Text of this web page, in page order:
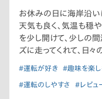
お休みの日に海岸沿い
天気も良く、気温も穏
を少し開けて、少しの
ズに走ってくれて、日々
#運転が好き #趣味を楽し
#運転のしやすさ #レビュ